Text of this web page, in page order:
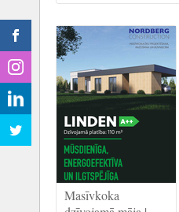
Masīvkoka